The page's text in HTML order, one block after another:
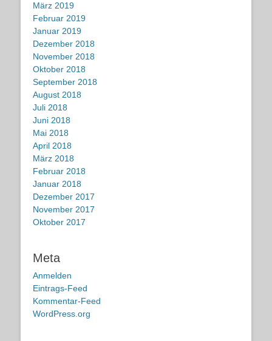
März 2019
Februar 2019
Januar 2019
Dezember 2018
November 2018
Oktober 2018
September 2018
August 2018
Juli 2018
Juni 2018
Mai 2018
April 2018
März 2018
Februar 2018
Januar 2018
Dezember 2017
November 2017
Oktober 2017
Meta
Anmelden
Eintrags-Feed
Kommentar-Feed
WordPress.org